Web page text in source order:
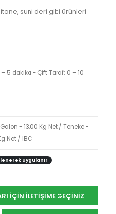
suni deri gibi ürünleri
– 5 dakika - Çift Taraf: 0 – 10
- 13,00 Kg Net / Teneke -
Net / IBC
uygulanır
İÇİN İLETİŞİME GEÇİNİZ